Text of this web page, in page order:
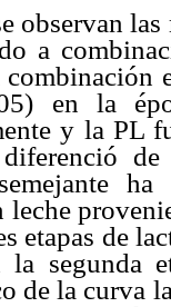
observan
a
en la
y la PL
leche
etapas de
segunda
de la curva